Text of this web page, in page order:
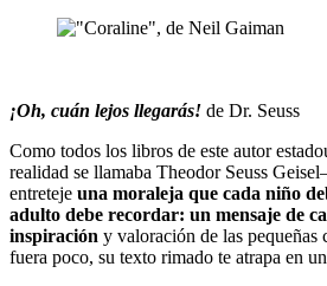
¡Oh, cuán lejos llegarás! de Dr. Seuss
Como todos los libros de este autor
realidad se llamaba Theodor Seuss
entreteje una moraleja que cada niño
adulto debe recordar: un mensaje de
inspiración y valoración de las pequeñas
fuera poco, su texto rimado te atrapa en